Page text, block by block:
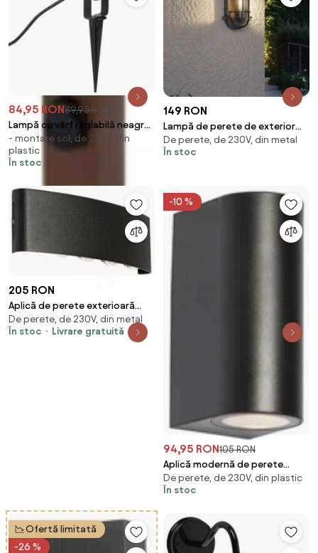
84,95 RON89,95 RON
Lampă cu vârf reglabilă neagră
IP65 - Solo Eco
- montare sol, de 230V, din
plastic
În stoc
149 RON
Lampă de perete de exterior
argintie ovală IP44 - Noutica
De perete, de 230V, din metal
În stoc
205 RON
Aplică de perete exterioară
neagră cu LED integrat 10 lumini
IP54 - Silly
De perete, de 230V, din metal
În stoc
Livrare gratuită
-10 %
94,95 RON105 RON
Aplică modernă de perete
exterioară din plastic negru
ovală cu 2 lumini - Baleno
De perete, de 230V, din plastic
În stoc
Ofertă limitată
-26 %